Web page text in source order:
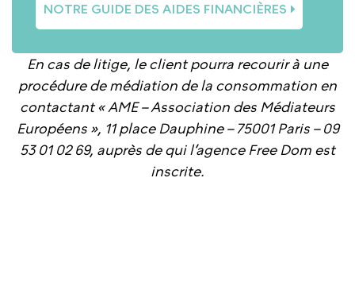
NOTRE GUIDE DES AIDES FINANCIÈRES
En cas de litige, le client pourra recourir à une
procédure de médiation de la consommation en
contactant « AME – Association des Médiateurs
Européens », 11 place Dauphine – 75001 Paris – 09
53 01 02 69, auprès de qui l’agence Free Dom est
inscrite.